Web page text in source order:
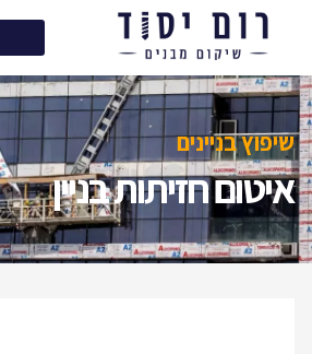
שיפוץ בניינים
איטום חזיתות בניין